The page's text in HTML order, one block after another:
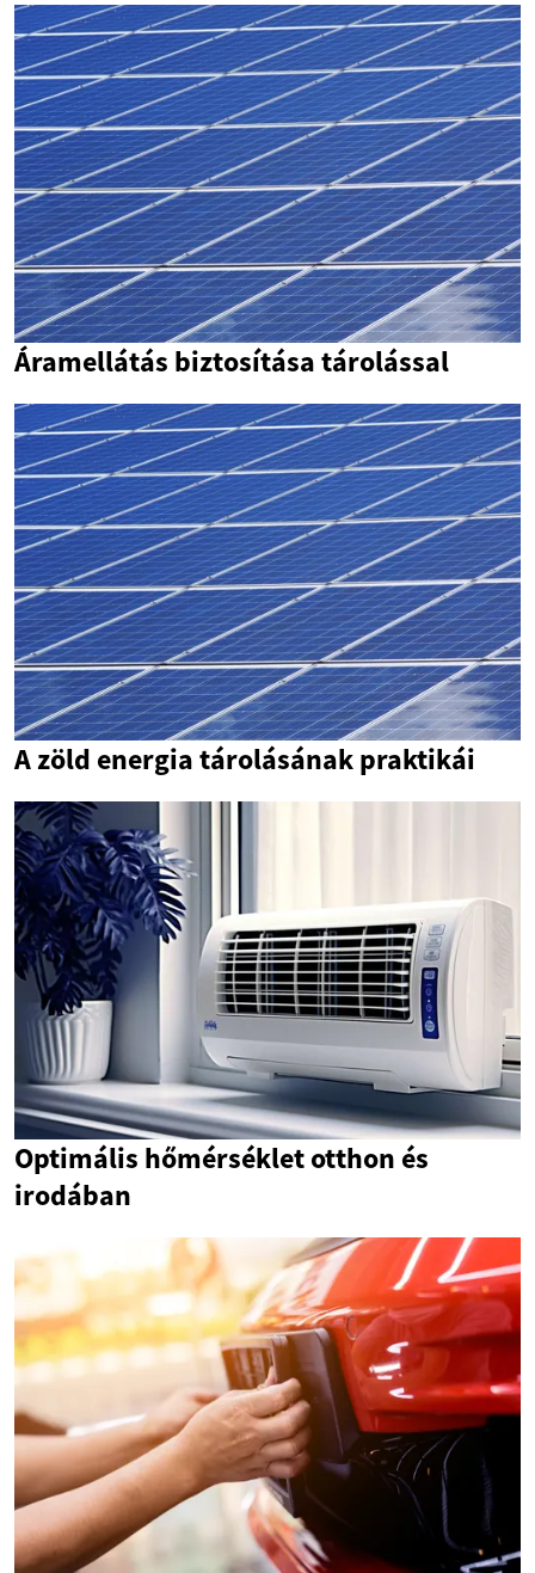
Áramellátás biztosítása tárolással
A zöld energia tárolásának praktikái
Optimális hőmérséklet otthon és
irodában